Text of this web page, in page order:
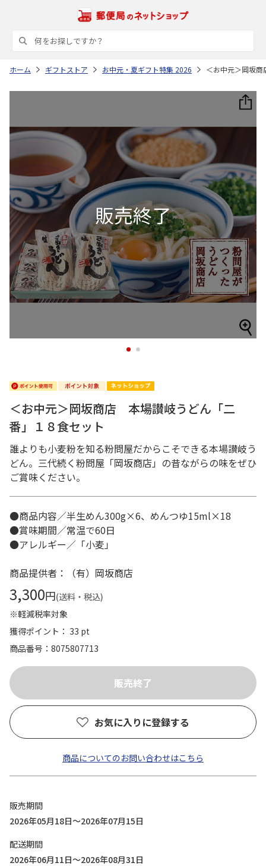
ホーム ギフトストア お中元・夏ギフト特集 2026 ＜お中元＞岡坂
1 2
＜お中元＞岡坂商店 本場讃岐うどん「二
番」１８食セット
誰よりも小麦粉を知る粉問屋だからこそできる本場讃岐う
どん。三代続く粉問屋「岡坂商店」の昔ながらの味をぜひ
ご賞味ください。
●商品内容／半生めん300g×6、めんつゆ15ml×18
●賞味期間／常温で60日
●アレルギー／「小麦」
商品提供者：（有）岡坂商店
3,300円(送料・税込)
※軽減税率対象
獲得ポイント： 33 pt
商品番号
8075807713
お気に入りに登録する
商品についてのお問い合わせはこちら
販売期間
2026年05月18日～2026年07月15日
配送期間
2026年06月11日～2026年08月31日